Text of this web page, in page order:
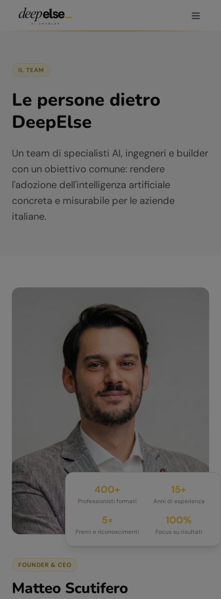
IL TEAM
Le persone dietro
DeepElse
Un team di specialisti AI, ingegneri e builder
con un obiettivo comune: rendere
l'adozione dell'intelligenza artificiale
concreta e misurabile per le aziende
italiane.
400+
Professionisti formati
15+
Anni di esperienza
5×
Premi e riconoscimenti
100%
Focus su risultati
FOUNDER & CEO
Matteo Scutifero